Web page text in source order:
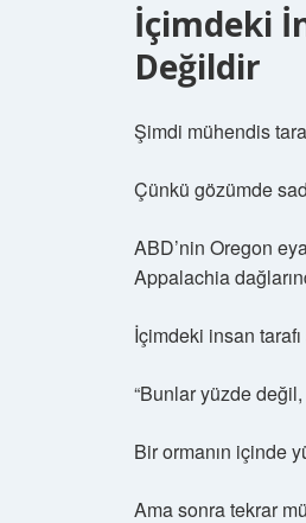
İçimdeki
Değildir
Şimdi mühendis
Çünkü gözümde
ABD’nin Oregon
Appalachia
İçimdeki insan
“Bunlar yüzde
Bir ormanın içinde
Ama sonra tekrar